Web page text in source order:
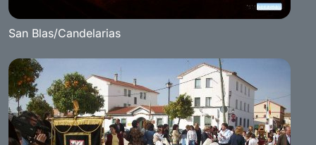
San Blas/Candelarias